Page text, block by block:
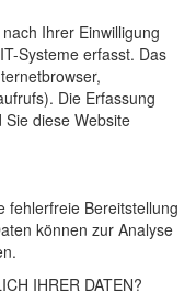
Ihrer Einwilligung
Systeme erfasst. Das
Die Erfassung
diese Website
fehlerfreie Bereitstellung
können zur Analyse
IHRER DATEN?